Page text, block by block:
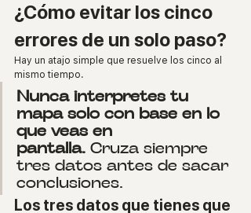
¿Cómo evitar los cinco
errores de un solo paso?
Hay un atajo simple que resuelve los cinco al
mismo tiempo.
Nunca interpretes tu
mapa solo con base en lo
que veas en
pantalla. Cruza siempre
tres datos antes de sacar
conclusiones.
Los tres datos que tienes que